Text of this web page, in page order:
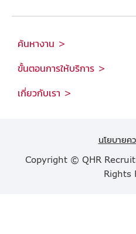
ค้นหางาน >
ขั้นตอนการให้บริการ >
เกี่ยวกับเรา >
นโยบายค
Copyright © QHR
Rights